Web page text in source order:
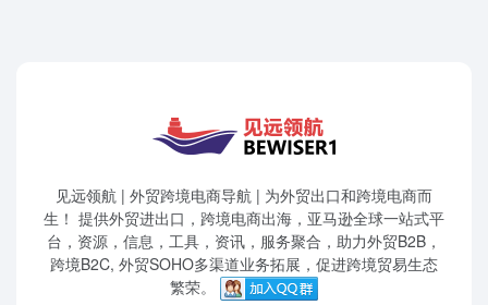
见远领航 | 外贸跨境电商导航 | 为外贸出口和跨境电商而
生！ 提供外贸进出口，跨境电商出海，亚马逊全球一站式平
台，资源，信息，工具，资讯，服务聚合，助力外贸B2B，
跨境B2C, 外贸SOHO多渠道业务拓展，促进跨境贸易生态
繁荣。